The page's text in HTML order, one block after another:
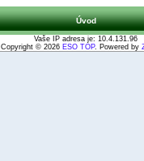
Úvod
Vaše IP adresa je: 10.4.131.96
Copyright © 2026 ESO TOP. Powered by